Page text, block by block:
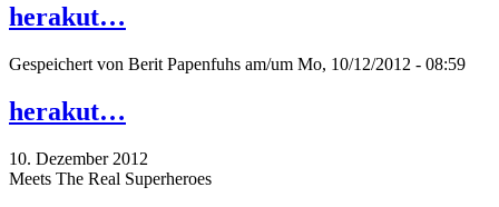
herakut…
Gespeichert von Berit Papenfuhs am/um Mo, 10/12/2012 - 08:59
herakut…
10. Dezember 2012
Meets The Real Superheroes